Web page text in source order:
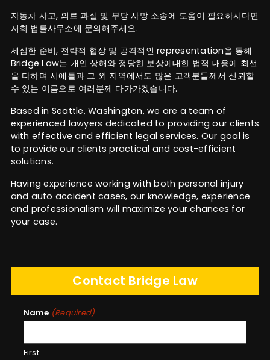
자동차 사고, 의료 과실 및 부당 사망 소송에 도움이 필요하시다면
저희 법률사무소에 문의해주세요.
세심한 준비, 전략적 협상 및 공격적인 representation을 통해
Bridge Law는 개인 상해와 정당한 보상에대한 법적 대응에 최선
을 다하며 시애틀과 그 외 지역에서도 많은 고객분들께서 신뢰할
수 있는 이름으로 여러분께 다가가겠습니다.
Based in Seattle, Washington, we are a team of
experienced lawyers dedicated to providing our clients
with effective and efficient legal services. Our goal is
to provide our clients practical and cost-efficient
solutions.
Having experience working with both personal injury
and auto accident cases, our knowledge, experience
and professionalism will maximize your chances for
your case.
Contact Bridge Law
Name (Required)
First